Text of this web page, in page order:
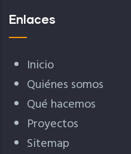
Enlaces
Inicio
Quiénes somos
Qué hacemos
Proyectos
Sitemap